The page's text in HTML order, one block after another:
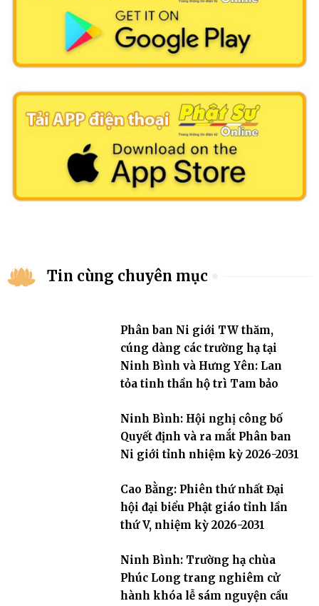
Tin cùng chuyên mục
Phân ban Ni giới TW thăm,
cúng dàng các trường hạ tại
Ninh Bình và Hưng Yên: Lan
tỏa tinh thần hộ trì Tam bảo
Ninh Bình: Hội nghị công bố
Quyết định và ra mắt Phân ban
Ni giới tỉnh nhiệm kỳ 2026-2031
Cao Bằng: Phiên thứ nhất Đại
hội đại biểu Phật giáo tỉnh lần
thứ V, nhiệm kỳ 2026-2031
Ninh Bình: Trường hạ chùa
Phúc Long trang nghiêm cử
hành khóa lễ sám nguyện cầu